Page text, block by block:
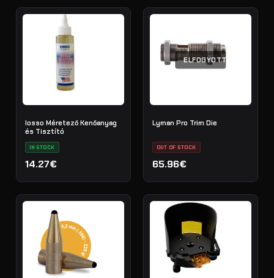
Iosso Méretező Kenőanyag
és Tisztító
IN STOCK
14.27€
ELFOGYOTT
Lyman Pro Trim Die
OUT OF STOCK
65.96€